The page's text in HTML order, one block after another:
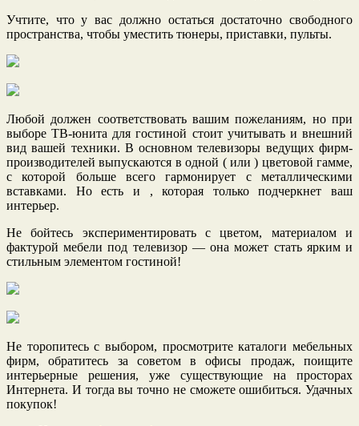
Учтите, что у вас должно остаться достаточно свободного
пространства, чтобы уместить тюнеры, приставки, пульты.
Любой должен соответствовать вашим пожеланиям, но при
выборе ТВ-юнита для гостиной стоит учитывать и внешний
вид вашей техники. В основном телевизоры ведущих фирм-
производителей выпускаются в одной ( или ) цветовой гамме,
с которой больше всего гармонирует с металлическими
вставками. Но есть и , которая только подчеркнет ваш
интерьер.
Не бойтесь экспериментировать с цветом, материалом и
фактурой мебели под телевизор — она может стать ярким и
стильным элементом гостиной!
Не торопитесь с выбором, просмотрите каталоги мебельных
фирм, обратитесь за советом в офисы продаж, поищите
интерьерные решения, уже существующие на просторах
Интернета. И тогда вы точно не сможете ошибиться. Удачных
покупок!